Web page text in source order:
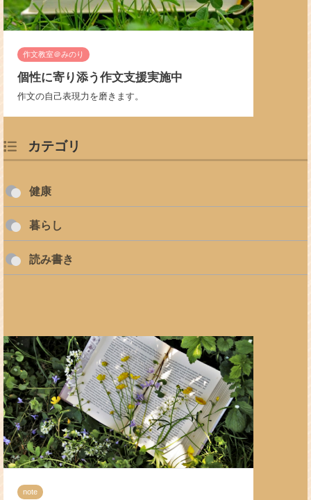
作文教室＠みのり
個性に寄り添う作文支援実施中
作文の自己表現力を磨きます。
カテゴリ
健康
暮らし
読み書き
note